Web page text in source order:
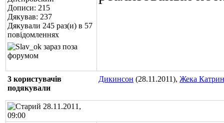
Дописи: 215
Дякував: 237
Дякували 245 раз(и) в 57
повідомленнях
3 користувачів
подякували
Дикинсон (28.11.2011), Жека
28.11.2011,
09:00